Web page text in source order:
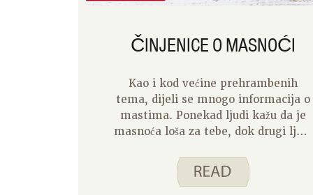
ČINJENICE O MASNOĆI
Kao i kod većine prehrambenih
tema, dijeli se mnogo informacija o
mastima. Ponekad ljudi kažu da je
masnoća loša za tebe, dok drugi ljudi
može biti zbunjujuće. Evo nekoliko
stvari koje treba imati na umu o